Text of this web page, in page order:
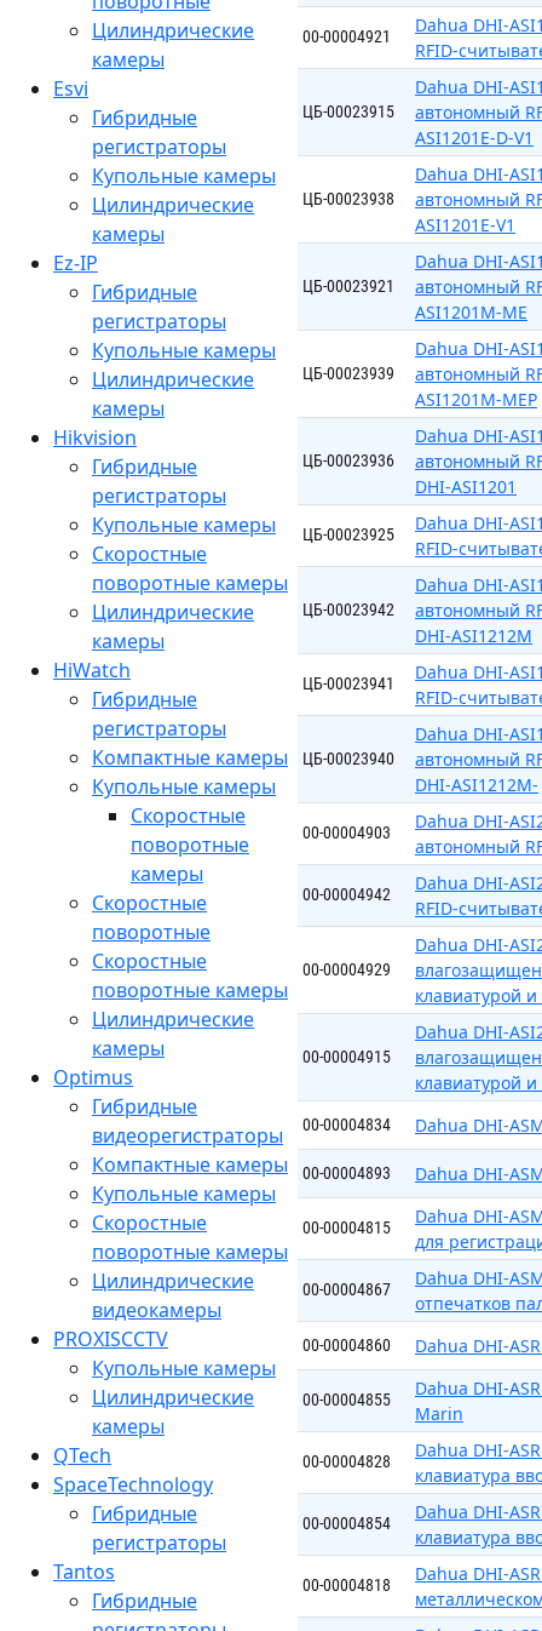
Цилиндрические
камеры
Esvi
Гибридные
регистраторы
Купольные камеры
Цилиндрические
камеры
Ez-IP
Гибридные
регистраторы
Купольные камеры
Цилиндрические
камеры
Hikvision
Гибридные
регистраторы
Купольные камеры
Скоростные
поворотные камеры
Цилиндрические
камеры
HiWatch
Гибридные
регистраторы
Компактные камеры
Купольные камеры
Скоростные
поворотные
камеры
Скоростные
поворотные
Скоростные
поворотные камеры
Цилиндрические
камеры
Optimus
Гибридные
видеорегистраторы
Компактные камеры
Купольные камеры
Скоростные
поворотные камеры
Цилиндрические
видеокамеры
PROXISCCTV
Купольные камеры
Цилиндрические
камеры
QTech
SpaceTechnology
Гибридные
регистраторы
Tantos
Гибридные
00-00004921
Dahua DHI-
RFID-
ЦБ-00023915
Dahua DHI-
автономный
ASI1201E-D-V1
ЦБ-00023938
Dahua DHI-
автономный
ASI1201E-V1
ЦБ-00023921
Dahua DHI-
автономный
ASI1201M-ME
ЦБ-00023939
Dahua DHI-
автономный
ASI1201M-MEP
ЦБ-00023936
Dahua DHI-
автономный
DHI-ASI1201
ЦБ-00023925
Dahua DHI-
RFID-
ЦБ-00023942
Dahua DHI-
автономный
DHI-ASI1212M
ЦБ-00023941
Dahua DHI-
RFID-
ЦБ-00023940
Dahua DHI-
автономный
DHI-ASI1212M-
00-00004903
Dahua DHI-
автономный
00-00004942
Dahua DHI-
RFID-
00-00004929
Dahua DHI-
клавиатурой и
00-00004915
Dahua DHI-
клавиатурой и
00-00004834 Dahua DHI-
00-00004893 Dahua DHI-
00-00004815
Dahua DHI-
для
00-00004867
Dahua DHI-
отпечатков
00-00004860 Dahua DHI-
00-00004855
Dahua DHI-
Marin
00-00004828
Dahua DHI-
клавиатура
00-00004854
Dahua DHI-
клавиатура
00-00004818
Dahua DHI-